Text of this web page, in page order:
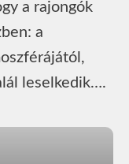
a rajongók
a
leselkedik….